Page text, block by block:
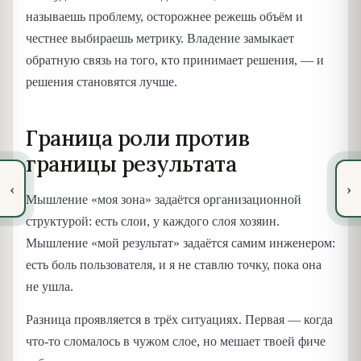
‹
называешь проблему, осторожнее режешь объём и
честнее выбираешь метрику. Владение замыкает
обратную связь на того, кто принимает решения, — и
решения становятся лучше.
Граница роли против
границы результата
Мышление «моя зона» задаётся организационной
структурой: есть слои, у каждого слоя хозяин.
Мышление «мой результат» задаётся самим инженером:
есть боль пользователя, и я не ставлю точку, пока она
не ушла.
Разница проявляется в трёх ситуациях. Первая — когда
что-то сломалось в чужом слое, но мешает твоей фиче
›